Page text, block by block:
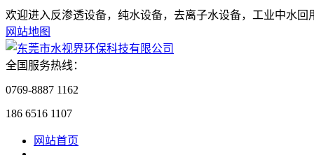
欢迎进入反渗透设备，纯水设备，去离子水设备，工业中水
网站地图
全国服务热线：
0769-8887 1162
186 6516 1107
网站首页